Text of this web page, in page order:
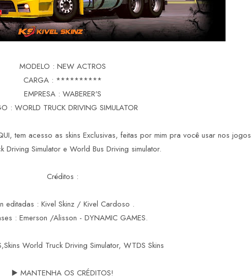
MODELO : NEW ACTROS
CARGA : **********
EMPRESA : WABERER'S
: WORLD TRUCK DRIVING SIMULATOR
tem acesso as skins Exclusivas, feitas por mim pra você usar nos jogos
Driving Simulator e World Bus Driving simulator.
Créditos :
editadas : Kivel Skinz / Kivel Cardoso .
: Emerson /Alisson - DYNAMIC GAMES.
World Truck Driving Simulator, WTDS Skins
▶️ MANTENHA OS CRÉDITOS!